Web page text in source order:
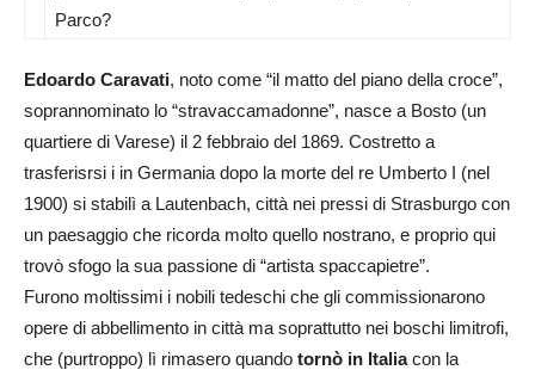
Parco?
Edoardo Caravati, noto come “il matto del piano della croce”,
soprannominato lo “stravaccamadonne”, nasce a Bosto (un
quartiere di Varese) il 2 febbraio del 1869. Costretto a
trasferisrsi i in Germania dopo la morte del re Umberto I (nel
1900) si stabilì a Lautenbach, città nei pressi di Strasburgo con
un paesaggio che ricorda molto quello nostrano, e proprio qui
trovò sfogo la sua passione di “artista spaccapietre”.
Furono moltissimi i nobili tedeschi che gli commissionarono
opere di abbellimento in città ma soprattutto nei boschi limitrofi,
che (purtroppo) lì rimasero quando tornò in Italiacon la